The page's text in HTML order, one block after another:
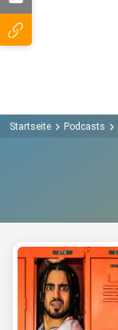
Startseite Podcasts